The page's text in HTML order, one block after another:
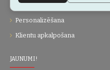
Dāvanu kartes
Personalizēšana
Klientu apkalpošana
JAUNUMI!